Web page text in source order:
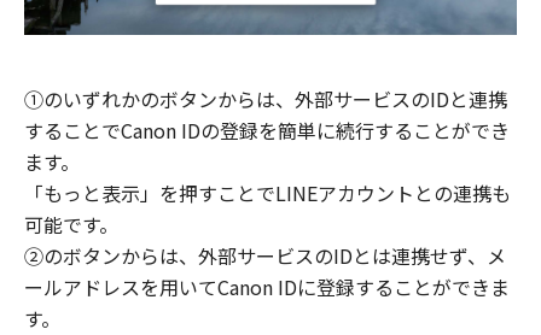
①のいずれかのボタンからは、外部サービスのIDと連携
することでCanon IDの登録を簡単に続行することができ
ます。
「もっと表示」を押すことでLINEアカウントとの連携も
可能です。
②のボタンからは、外部サービスのIDとは連携せず、メ
ールアドレスを用いてCanon IDに登録することができま
す。